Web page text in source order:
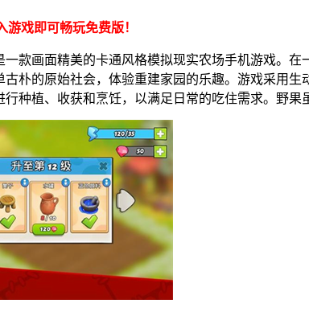
游戏即可畅玩免费版！
一款画面精美的卡通风格模拟现实农场手机游戏。
朴的原始社会，体验重建家园的乐趣。游戏采用
种植、收获和烹饪，以满足日常的吃住需求。野果